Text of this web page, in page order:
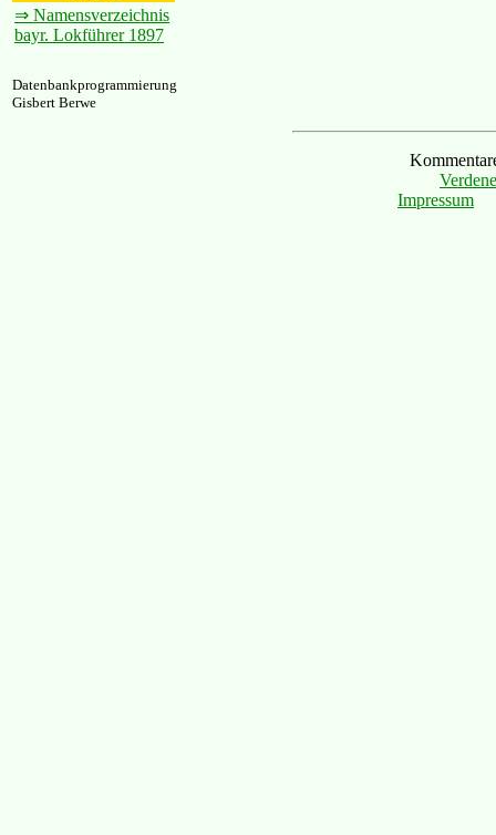
⇒ Namensverzeichnis
bayr. Lokführer 1897
Datenbankprogrammierung
Gisbert Berwe
Impressum